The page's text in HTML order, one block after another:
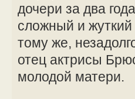
дочери за два
сложный и
тому же,
отец актрисы
молодой матери.